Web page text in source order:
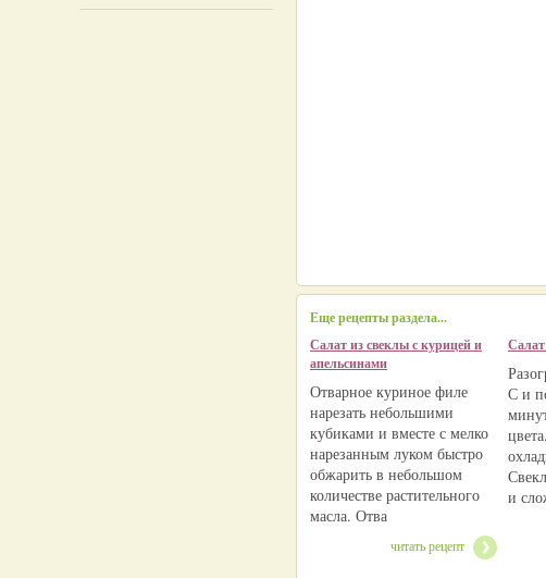
Еще рецепты раздела...
Салат из свеклы с курицей и
апельсинами
Отварное куриное филе
нарезать небольшими
кубиками и вместе с мелко
нарезанным луком быстро
обжарить в небольшом
количестве растительного
масла. Отва
читать рецепт
С и
и